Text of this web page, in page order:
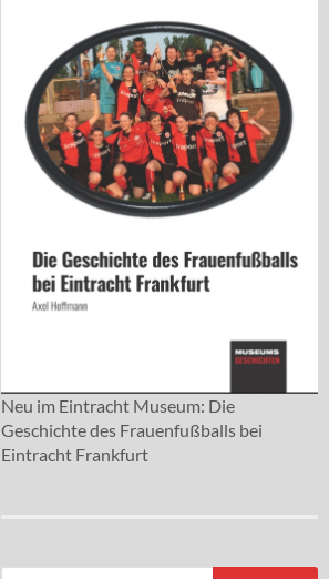
Neu im Eintracht Museum: Die
Geschichte des Frauenfußballs bei
Eintracht Frankfurt